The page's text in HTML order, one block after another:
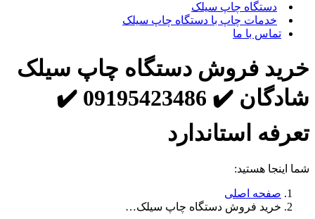
دستگاه چاپ سیلک
خدمات چاپ با دستگاه چاپ سیلک
تماس با ما
خرید فروش دستگاه چاپ سیلک
شادگان ✔️ 09195423486 ✔️
تعرفه استاندارد
شما اینجا هستید:
صفحه اصلی
خرید فروش دستگاه چاپ سیلک…